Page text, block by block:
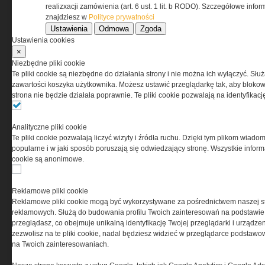
www.special-ops.pl
Korzystanie z portalu jest równoznaczne
odpowiedzialnością Spółka komandytowa, nr KRS:
0000537655, NIP 1132860378, REGON 146393437
(zwana dalej Grupa MEDIUM) w postaci Regulaminu.
Ta witryna wykorzystuje pliki cookies do przechowywania
informacji na Twoim komputerze. Pliki cookies stosujemy
w celu świadczenia usług na najwyższym poziomie,
w tym w sposób dostosowany do indywidualnych potrzeb.
realizxacji zamówienia (art. 6 ust. 1 lit. b RODO). Szczegółowe
znajdziesz w Polityce prywatności
Ustawienia Odmowa Zgoda
Ustawienia cookies
×
Niezbędne pliki cookie
Te pliki cookie są niezbędne do działania strony i nie można ich wyłączyć.
zawartości koszyka użytkownika. Możesz ustawić przeglądarkę tak, aby
strona nie będzie działała poprawnie. Te pliki cookie pozwalają na
Analityczne pliki cookie
Te pliki cookie pozwalają liczyć wizyty i źródła ruchu. Dzięki tym plikom
popularne i w jaki sposób poruszają się odwiedzający stronę. Wszystkie
cookie są anonimowe.
Reklamowe pliki cookie
Reklamowe pliki cookie mogą być wykorzystywane za pośrednictwem naszej
reklamowych. Służą do budowania profilu Twoich zainteresowań na
przeglądasz, co obejmuje unikalną identyfikację Twojej przeglądarki i
zezwolisz na te pliki cookie, nadal będziesz widzieć w przeglądarce
na Twoich zainteresowaniach.